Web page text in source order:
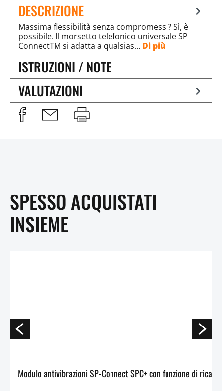
DESCRIZIONE
Massima flessibilità senza compromessi? Sì, è
possibile. Il morsetto telefonico universale SP
ConnectTM si adatta a qualsias… Di più
ISTRUZIONI / NOTE
VALUTAZIONI
SPESSO ACQUISTATI
INSIEME